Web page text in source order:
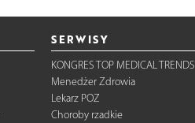
SERWISY
KONGRES TOP MEDICAL TRENDS
Menedżer Zdrowia
Lekarz POZ
Choroby rzadkie